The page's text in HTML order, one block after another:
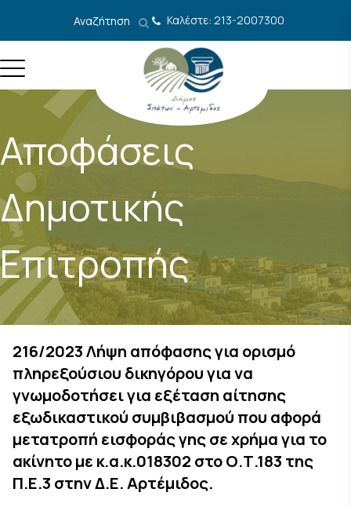
Αναζήτηση Καλέστε: 213-2007300
Αποφάσεις
Δημοτικής
Επιτροπής
216/2023 Λήψη απόφασης για ορισμό
πληρεξούσιου δικηγόρου για να
γνωμοδοτήσει για εξέταση αίτησης
εξωδικαστικού συμβιβασμού που αφορά
μετατροπή εισφοράς γης σε χρήμα για το
ακίνητο με κ.α.κ.018302 στο Ο.Τ.183 της
Π.Ε.3 στην Δ.Ε. Αρτέμιδος.